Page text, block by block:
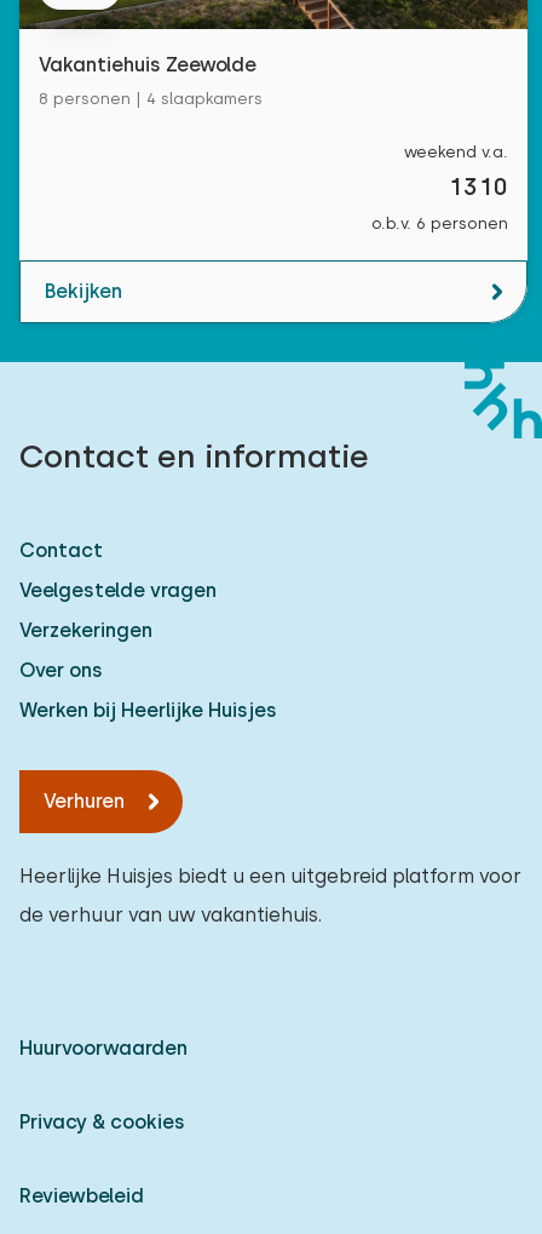
Vakantiehuis Zeewolde
8 personen | 4 slaapkamers
weekend v.a.
1310
o.b.v. 6 personen
Bekijken
Contact en informatie
Contact
Veelgestelde vragen
Verzekeringen
Over ons
Werken bij Heerlijke Huisjes
Verhuren
Heerlijke Huisjes biedt u een uitgebreid platform voor
de verhuur van uw vakantiehuis.
Huurvoorwaarden
Privacy & cookies
Reviewbeleid